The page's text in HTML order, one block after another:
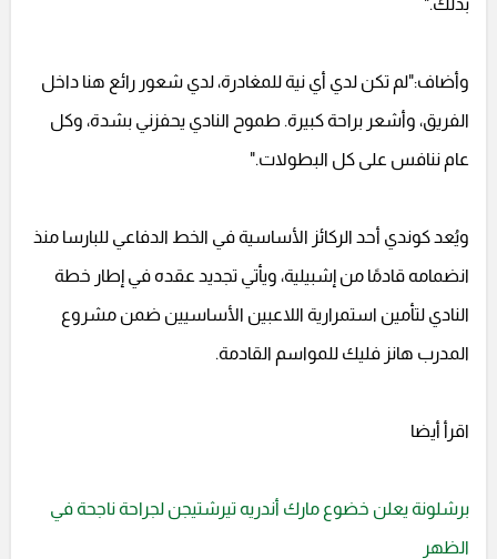
بذلك."
وأضاف:"لم تكن لدي أي نية للمغادرة، لدي شعور رائع هنا داخل
الفريق، وأشعر براحة كبيرة. طموح النادي يحفزني بشدة، وكل
عام ننافس على كل البطولات."
ويُعد كوندي أحد الركائز الأساسية في الخط الدفاعي للبارسا منذ
انضمامه قادمًا من إشبيلية، ويأتي تجديد عقده في إطار خطة
النادي لتأمين استمرارية اللاعبين الأساسيين ضمن مشروع
المدرب هانز فليك للمواسم القادمة.
اقرأ أيضا
برشلونة يعلن خضوع مارك أندريه تيرشتيجن لجراحة ناجحة في
الظهر